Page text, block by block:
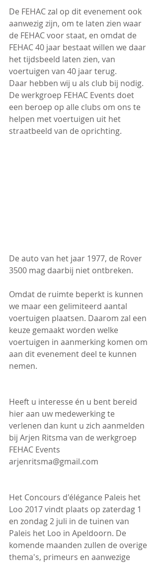
De FEHAC zal op dit evenement ook
aanwezig zijn, om te laten zien waar
de FEHAC voor staat, en omdat de
FEHAC 40 jaar bestaat willen we daar
het tijdsbeeld laten zien, van
voertuigen van 40 jaar terug.
Daar hebben wij u als club bij nodig.
De werkgroep FEHAC Events doet
een beroep op alle clubs om ons te
helpen met voertuigen uit het
straatbeeld van de oprichting.
De auto van het jaar 1977, de Rover
3500 mag daarbij niet ontbreken.
Omdat de ruimte beperkt is kunnen
we maar een gelimiteerd aantal
voertuigen plaatsen. Daarom zal een
keuze gemaakt worden welke
voertuigen in aanmerking komen om
aan dit evenement deel te kunnen
nemen.
Heeft u interesse én u bent bereid
hier aan uw medewerking te
verlenen dan kunt u zich aanmelden
bij Arjen Ritsma van de werkgroep
FEHAC Events
arjenritsma@gmail.com
Het Concours d'élégance Paleis het
Loo 2017 vindt plaats op zaterdag 1
en zondag 2 juli in de tuinen van
Paleis het Loo in Apeldoorn. De
komende maanden zullen de overige
thema's, primeurs en aanwezige